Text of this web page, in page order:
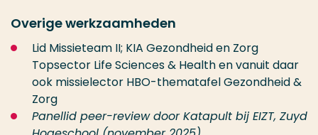
Overige werkzaamheden
Lid Missieteam II; KIA Gezondheid en Zorg
Topsector Life Sciences & Health en vanuit daar
ook missielector HBO-thematafel Gezondheid &
Zorg
Panellid peer-review door Katapult bij EIZT, Zuyd